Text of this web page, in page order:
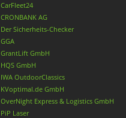
CarFleet24
CRONBANK AG
Der Sicherheits-Checker
GGA
GrantLift GmbH
HQS GmbH
IWA OutdoorClassics
KVoptimal.de GmbH
OverNight Express & Logistics GmbH
PiP Laser